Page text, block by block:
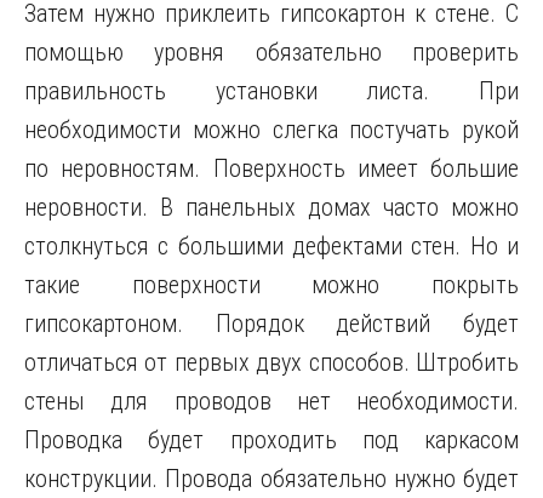
Затем нужно приклеить гипсокартон к стене. С
помощью уровня обязательно проверить
правильность установки листа. При
необходимости можно слегка постучать рукой
по неровностям. Поверхность имеет большие
неровности. В панельных домах часто можно
столкнуться с большими дефектами стен. Но и
такие поверхности можно покрыть
гипсокартоном. Порядок действий будет
отличаться от первых двух способов. Штробить
стены для проводов нет необходимости.
Проводка будет проходить под каркасом
конструкции. Провода обязательно нужно будет